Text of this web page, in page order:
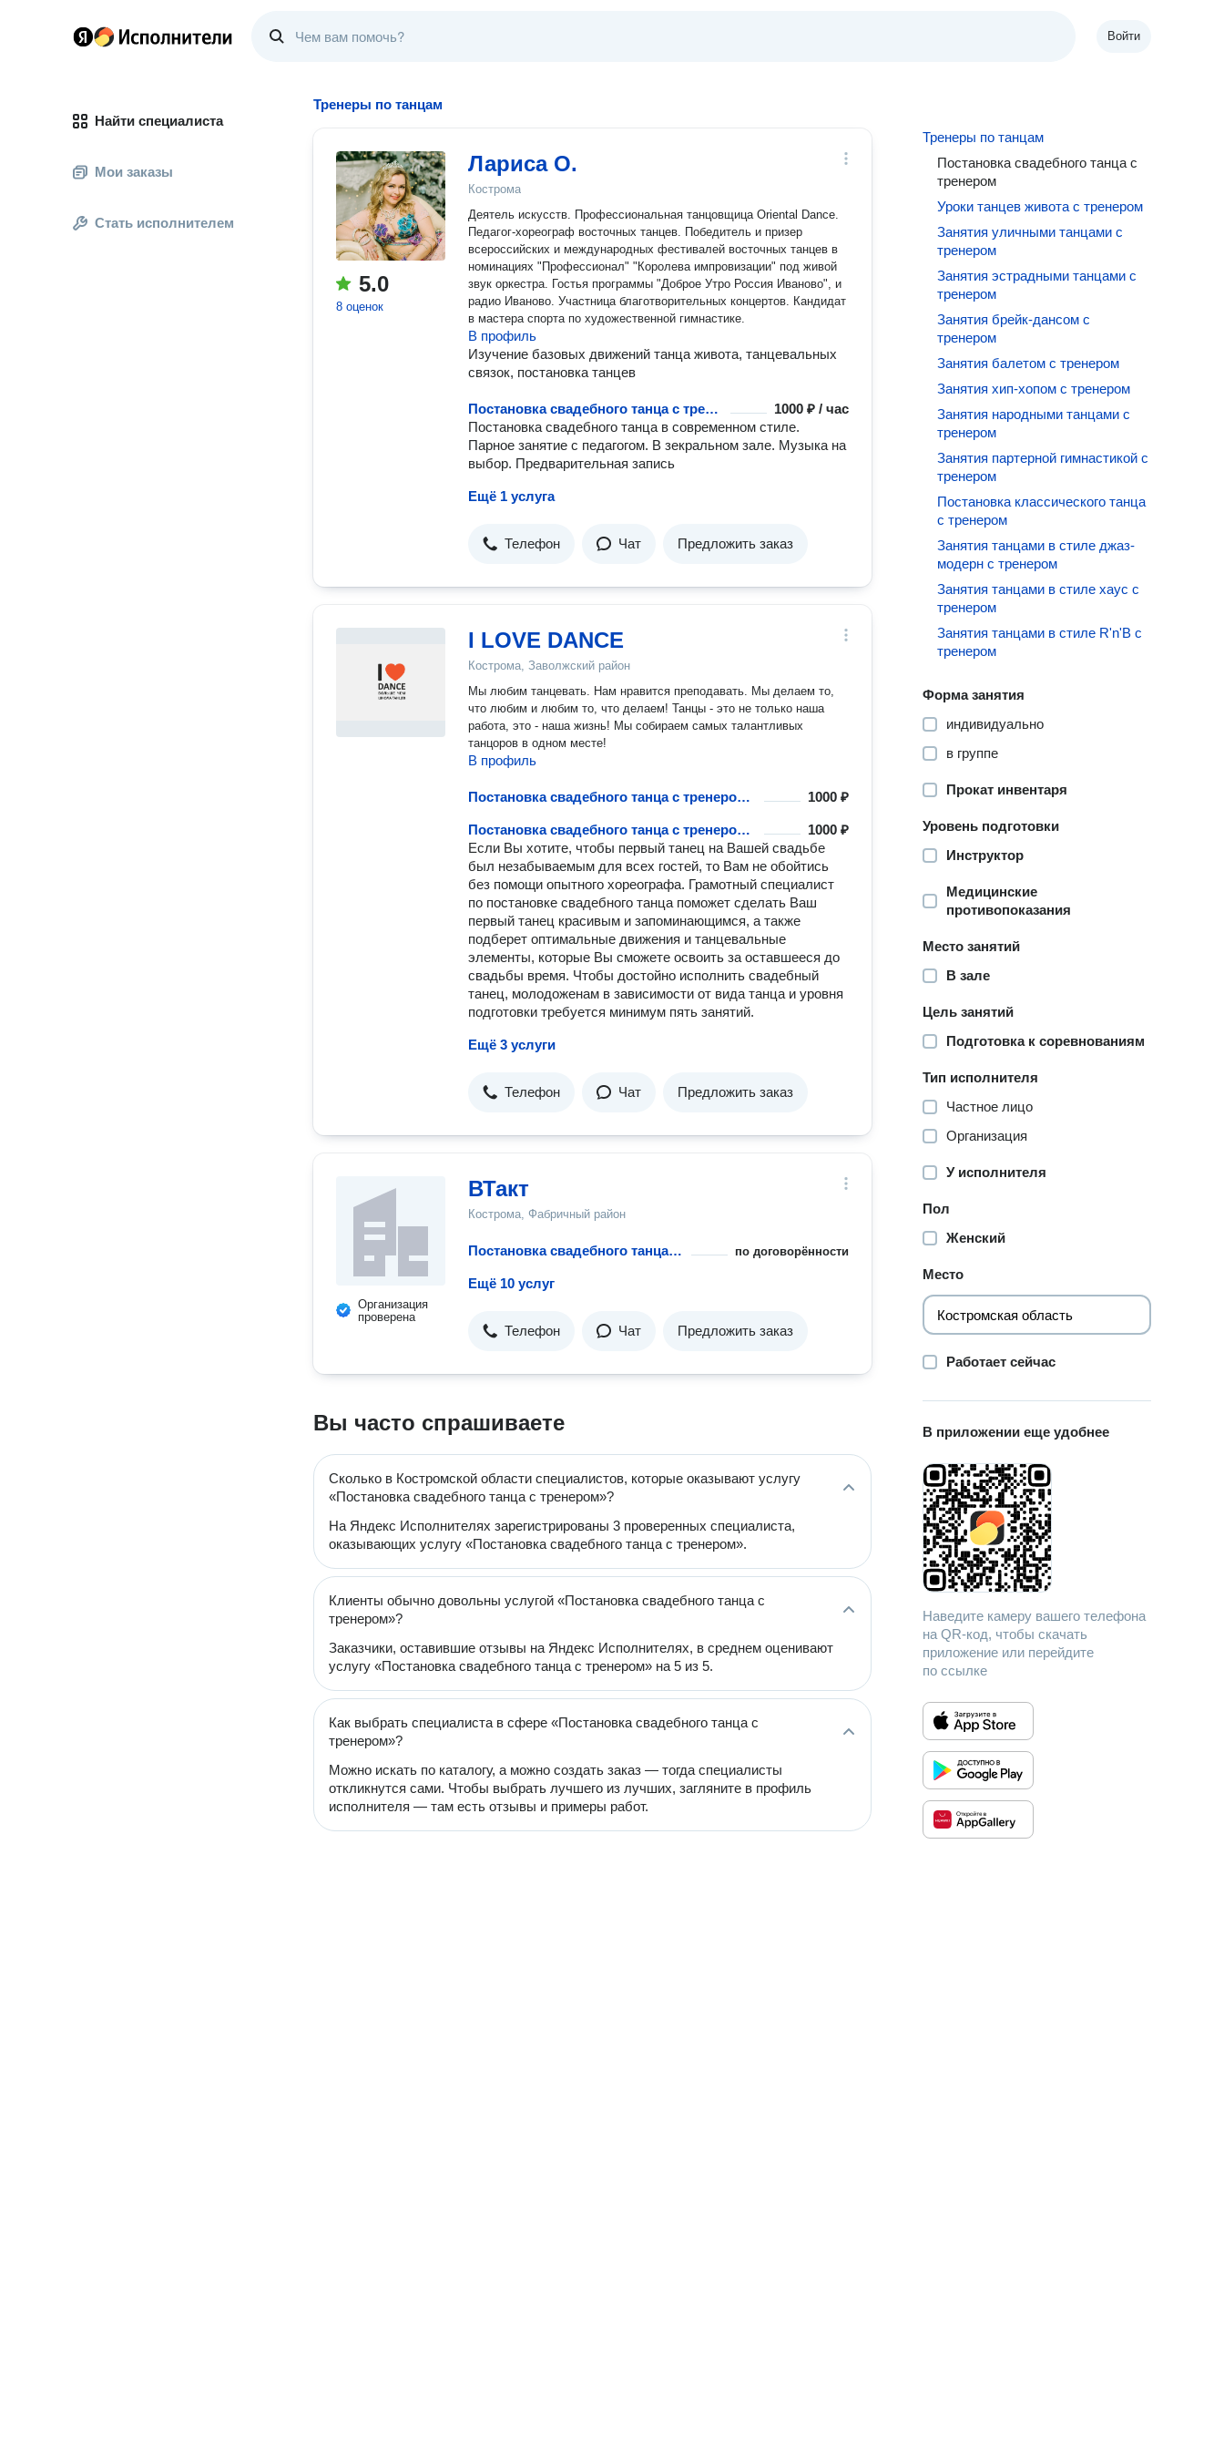
Войти
Найти специалиста
Мои заказы
Стать исполнителем
Тренеры по танцам
5.0
8 оценок
Лариса О.
Кострома
Деятель искусств. Профессиональная танцовщица Oriental Dance.
Педагог-хореограф восточных танцев. Победитель и призер
всероссийских и международных фестивалей восточных танцев в
номинациях "Профессионал" "Королева импровизации" под живой
звук оркестра. Гостья программы "Доброе Утро Россия Иваново", и
радио Иваново. Участница благотворительных концертов. Кандидат
в мастера спорта по художественной гимнастике.
В профиль
Изучение базовых движений танца живота, танцевальных
связок, постановка танцев
Постановка свадебного танца с тренером: индивидуально, разовое занятие
1000 ₽ / час
Постановка свадебного танца в современном стиле.
Парное занятие с педагогом. В зекральном зале. Музыка на
выбор. Предварительная запись
Ещё 1 услуга
Телефон Чат Предложить заказ
I LOVE DANCE
Кострома, Заволжский район
Мы любим танцевать. Нам нравится преподавать. Мы делаем то,
что любим и любим то, что делаем! Танцы - это не только наша
работа, это - наша жизнь! Мы собираем самых талантливых
танцоров в одном месте!
В профиль
Постановка свадебного танца с тренером: индивидуально, разовое занятие 1000 ₽
Постановка свадебного танца с тренером: индивидуально, разовое занятие
1000 ₽
Если Вы хотите, чтобы первый танец на Вашей свадьбе
был незабываемым для всех гостей, то Вам не обойтись
без помощи опытного хореографа. Грамотный специалист
по постановке свадебного танца поможет сделать Ваш
первый танец красивым и запоминающимся, а также
подберет оптимальные движения и танцевальные
элементы, которые Вы сможете освоить за оставшееся до
свадьбы время. Чтобы достойно исполнить свадебный
танец, молодоженам в зависимости от вида танца и уровня
подготовки требуется минимум пять занятий.
Ещё 3 услуги
Телефон Чат Предложить заказ
Организация
проверена
ВТакт
Кострома, Фабричный район
Постановка свадебного танца с тренером по договорённости
Ещё 10 услуг
Телефон Чат Предложить заказ
Вы часто спрашиваете
Сколько в Костромской области специалистов, которые оказывают услугу
«Постановка свадебного танца с тренером»?
На Яндекс Исполнителях зарегистрированы 3 проверенных специалиста,
оказывающих услугу «Постановка свадебного танца с тренером».
Клиенты обычно довольны услугой «Постановка свадебного танца с
тренером»?
Заказчики, оставившие отзывы на Яндекс Исполнителях, в среднем оценивают
услугу «Постановка свадебного танца с тренером» на 5 из 5.
Как выбрать специалиста в сфере «Постановка свадебного танца с
тренером»?
Можно искать по каталогу, а можно создать заказ — тогда специалисты
откликнутся сами. Чтобы выбрать лучшего из лучших, загляните в профиль
исполнителя — там есть отзывы и примеры работ.
Тренеры по танцам
Постановка свадебного танца с
тренером
Уроки танцев живота с тренером
Занятия уличными танцами с
тренером
Занятия эстрадными танцами с
тренером
Занятия брейк-дансом с
тренером
Занятия балетом с тренером
Занятия хип-хопом с тренером
Занятия народными танцами с
тренером
Занятия партерной гимнастикой с
тренером
Постановка классического танца
с тренером
Занятия танцами в стиле джаз-
модерн с тренером
Занятия танцами в стиле хаус с
тренером
Занятия танцами в стиле R'n'B с
тренером
Форма занятия
индивидуально
в группе
Прокат инвентаря
Уровень подготовки
Инструктор
Медицинские
противопоказания
Место занятий
В зале
Цель занятий
Подготовка к соревнованиям
Тип исполнителя
Частное лицо
Организация
У исполнителя
Пол
Женский
Место
Работает сейчас
В приложении еще удобнее
Наведите камеру вашего телефона
на QR-код, чтобы скачать
приложение или перейдите
по ссылке